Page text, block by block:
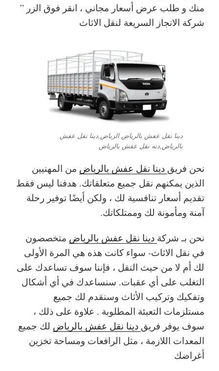
منك و طلب عرض أسعار مجاني ، انقر فوق الزر ”
شركة الانجاز السريعة لنقل الاثاث
دينا نقل عفش بالرياض الرياض,دينا نقل عفش
بالرياض,دنه نقل عفش بالرياض
نحن فريق دينا نقل عفش بالرياض من المهنيين
الذين يمكنهم نقل جميع متعلقاتك. هدفنا ليس فقط
تقديم أسعار تنافسية لك ، ولكن أيضًا توفير رحلة
آمنة ومأمونة لك وممتلكاتك.
نحن بـ شركة دينا نقل عفش بالرياض متخصصون
في نقل الاثاث- سواء كانت هذه هي المرة الأولى
لك أم لا من حيث النقل ، فإننا سوف تساعدك على
التغلب على أي عقبات. سنساعدك في أي أشكال
وتفكيك وتركيب الأثاث وسنقدم لك جميع
مستلزمات التعبئة المطلوبة . علاوة على ذلك ،
سوف يوفر فريق دينا نقل عفش بالرياض لك جميع
المعدات اللازمة ، مثل الرافعات ومساحة تخزين
أغراضك